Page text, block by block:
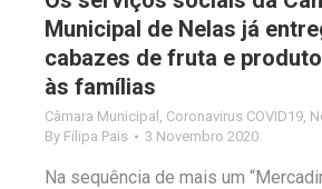
Municipal de Nelas já
cabazes de fruta e
às famílias
Câmara Municipal Coronavirus COVID19
By Filipa Pais 3 Novembro 2020
Na sequência de mais um